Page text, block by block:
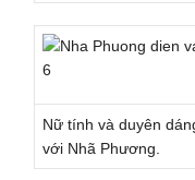
Nữ tính và duyên
với Nhã Phương.